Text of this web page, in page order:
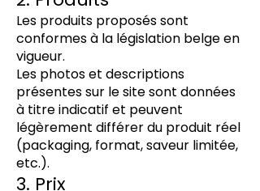
Les produits proposés sont
conformes à la législation belge en
vigueur.
Les photos et descriptions
présentes sur le site sont données
à titre indicatif et peuvent
légèrement différer du produit réel
(packaging, format, saveur limitée,
etc.).
3. Prix